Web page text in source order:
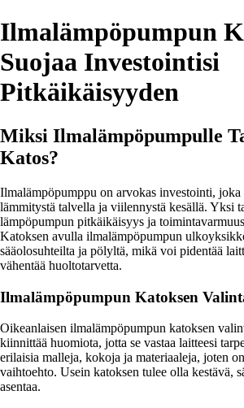
Ilmalämpöpumpun
Suojaa Investointisi
Pitkäikäisyyden
Miksi Ilmalämpöpumpulle
Katos?
Ilmalämpöpumppu on arvokas investointi, joka
lämmitystä talvella ja viilennystä kesällä. Yksi
lämpöpumpun pitkäikäisyys ja
Katoksen avulla ilmalämpöpumpun
sääolosuhteilta ja pölyltä, mikä voi pidentää
vähentää huoltotarvetta.
Ilmalämpöpumpun Katoksen
Oikeanlaisen ilmalämpöpumpun katoksen
kiinnittää huomiota, jotta se vastaa laitteesi
erilaisia malleja, kokoja ja materiaaleja, joten
vaihtoehto. Usein katoksen tulee olla kestävä,
asentaa.